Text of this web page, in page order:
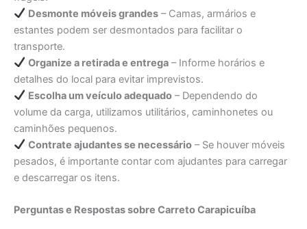
Desmonte móveis grandes– Camas, armários e
estantes podem ser desmontados para facilitar o
transporte.
Organize a retirada e entrega– Informe horários e
detalhes do local para evitar imprevistos.
Escolha um veículo adequado– Dependendo do
volume da carga, utilizamos utilitários, caminhonetes ou
caminhões pequenos.
Contrate ajudantes se necessário– Se houver móveis
pesados, é importante contar com ajudantes para carregar
e descarregar os itens.
Perguntas e Respostas sobre Carreto Carapicuíba